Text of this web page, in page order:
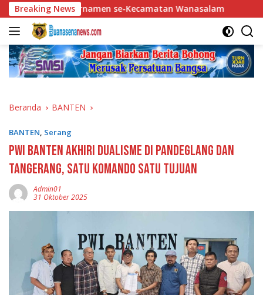
Langsung
ke
konten
Breaking News
Turnamen se-Kecamatan Wanasalam Soal Isu
Beranda BANTEN
BANTEN, Serang
PWI Banten Akhiri Dualisme di Pandeglang dan
Tangerang, Satu Komando Satu Tujuan
Admin01
31 Oktober 2025